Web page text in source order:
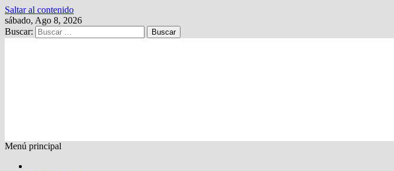
Saltar al contenido
sábado, Ago 8, 2026
Buscar:
Menú principal